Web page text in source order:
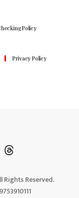
Policy
Privacy Policy
Rights Reserved.